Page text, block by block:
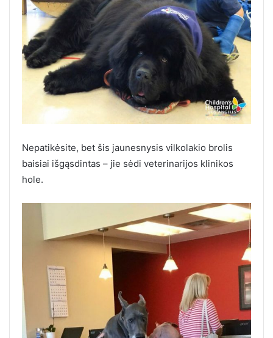
Nepatikėsite, bet šis jaunesnysis vilkolakio brolis
baisiai išgąsdintas – jie sėdi veterinarijos klinikos
hole.